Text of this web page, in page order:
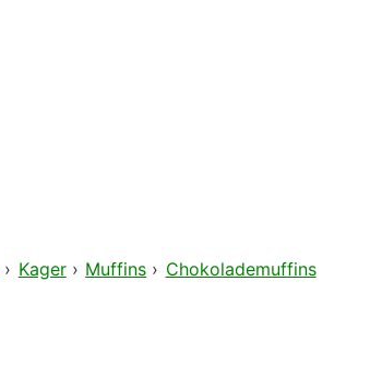
› Kager› Muffins › Chokolademuffins